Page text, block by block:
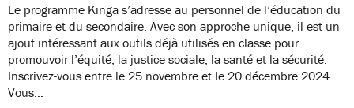
Le programme Kinga s’adresse au personnel de l’éducation du
primaire et du secondaire. Avec son approche unique, il est un
ajout intéressant aux outils déjà utilisés en classe pour
promouvoir l’équité, la justice sociale, la santé et la sécurité.
Inscrivez-vous entre le 25 novembre et le 20 décembre 2024.
Vous…